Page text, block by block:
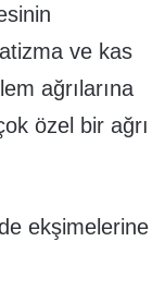
ve kas
ağrılarına
özel bir ağrı
ekşimelerine